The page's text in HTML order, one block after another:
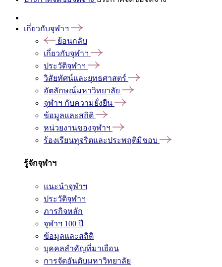
เกี่ยวกับจุฬาฯ
ย้อนกลับ
เกี่ยวกับจุฬาฯ
ประวัติจุฬาฯ
วิสัยทัศน์และยุทธศาสตร์
อัตลักษณ์มหาวิทยาลัย
จุฬาฯ กับความยั่งยืน
ข้อมูลและสถิติ
หน่วยงานของจุฬาฯ
ร้องเรียนทุจริตและประพฤติมิชอบ
รู้จักจุฬาฯ
แนะนำจุฬาฯ
ประวัติจุฬาฯ
ภารกิจหลัก
จุฬาฯ 100 ปี
ข้อมูลและสถิติ
บุคคลสำคัญที่มาเยือน
การจัดอันดับมหาวิทยาลัย